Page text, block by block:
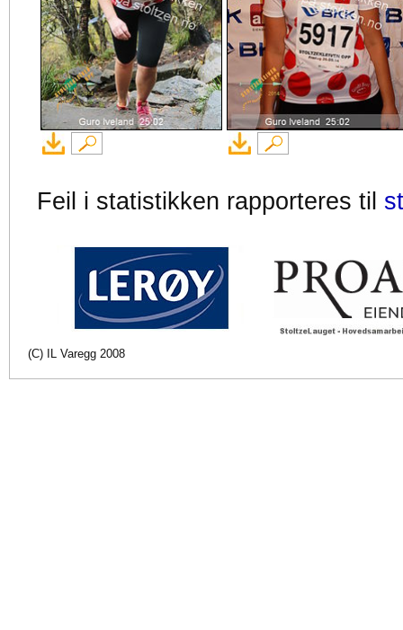
Feil i statistikken rapporteres til
(C) IL Varegg 2008